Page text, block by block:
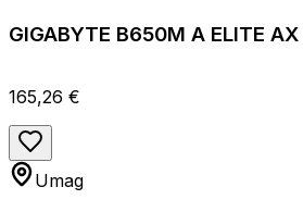
GIGABYTE B650M A ELITE
165,26 €
Umag